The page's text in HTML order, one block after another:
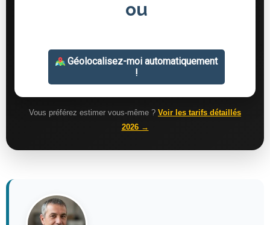
Vous préférez estimer vous-même ? Voir les tarifs détaillés
2026 →